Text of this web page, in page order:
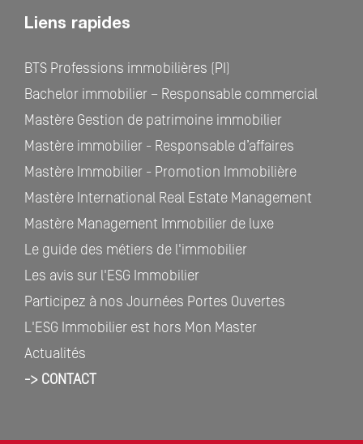
Liens rapides
BTS Professions immobilières (PI)
Bachelor immobilier – Responsable commercial
Mastère Gestion de patrimoine immobilier
Mastère immobilier - Responsable d’affaires
Mastère Immobilier - Promotion Immobilière
Mastère International Real Estate Management
Mastère Management Immobilier de luxe
Le guide des métiers de l'immobilier
Les avis sur l'ESG Immobilier
Participez à nos Journées Portes Ouvertes
L'ESG Immobilier est hors Mon Master
Actualités
-> CONTACT